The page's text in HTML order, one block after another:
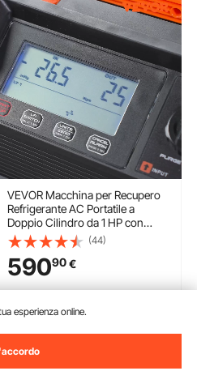
VEVOR Macchina per Recupero
Refrigerante AC Portatile a
Doppio Cilindro da 1 HP con
Motore Brushless da 3000
Giri/min, Strumento per
Riciclaggio del Refrigerante
Freon per Autoveicoli HVAC
Domestico
(44)
59090€
Consegna:non appena Sab.
Ago. 15
Aggiungi al carrello
esperienza online.